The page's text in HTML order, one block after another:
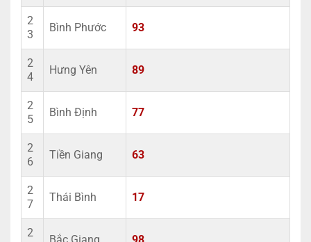
2
3
Bình Phước 93
2
4
Hưng Yên 89
2
5
Bình Định 77
2
6
Tiền Giang 63
2
7
Thái Bình 17
2